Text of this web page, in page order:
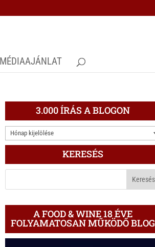
MÉDIAAJÁNLAT
3.000 ÍRÁS A BLOGON
3.000
ÍRÁS
BLOGON
KERESÉS
A FOOD & WINE 18 ÉVE
FOLYAMATOSAN MŰKÖDŐ BLOG